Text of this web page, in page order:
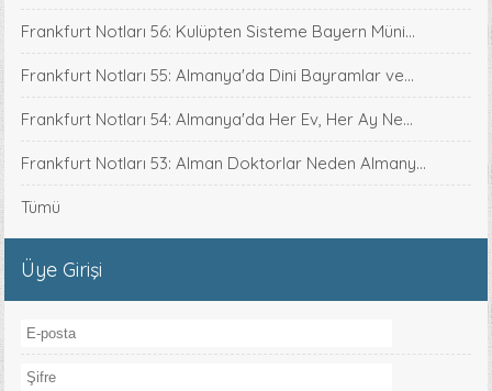
Frankfurt Notları 56: Kulüpten Sisteme Bayern Müni...
Frankfurt Notları 55: Almanya'da Dini Bayramlar ve...
Frankfurt Notları 54: Almanya'da Her Ev, Her Ay Ne...
Frankfurt Notları 53: Alman Doktorlar Neden Almany...
Tümü
Üye Girişi